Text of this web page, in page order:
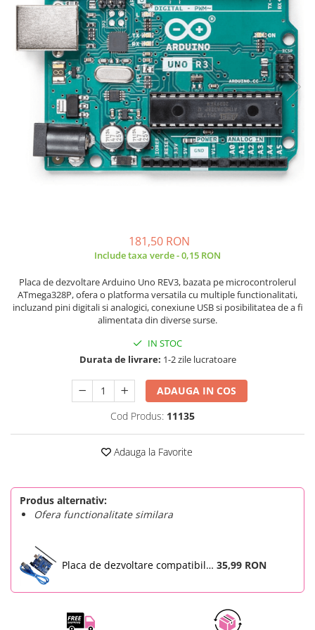
Termometre
Camere Termoviziune
Sublere
Micrometre
Scule si Unelte
Scule de Mana
Clesti de Taiat
Clesti pentru Dezizolat
Surubelnite Simple
Surubelnite Electrician 1000V
Foarfeca Electrician
Chei Dinamometrice
Chei Combinate
Nivele cu bula
Truse de Scule
Unelte Multifunctionale
Surubelnite Electrice
Polizoare
Accesorii pentru Gaurit
JBC
JCD
JGNE
KEYESTUDIO
LG CHEM
LONGWEI
MESTEK
MICROBIT
RASPBERRY PI
RUKO
SCHRACK TECHNIK
TERMOPASTY
TENPOWER
VICTOR
WEICON
WERA
181,50 RON
Include taxa verde - 0,15 RON
Placa de dezvoltare Arduino Uno REV3, bazata pe microcontrolerul
ATmega328P, ofera o platforma versatila cu multiple functionalitati,
incluzand pini digitali si analogici, conexiune USB si posibilitatea de a fi
alimentata din diverse surse.
IN STOC
Durata de livrare: 1-2 zile lucratoare
ADAUGA IN COS
Cod Produs: 11135
Adauga la Favorite
Produs alternativ:
Ofera functionalitate similara
Placa de dezvoltare compatibila
CH340G
35,99 RON